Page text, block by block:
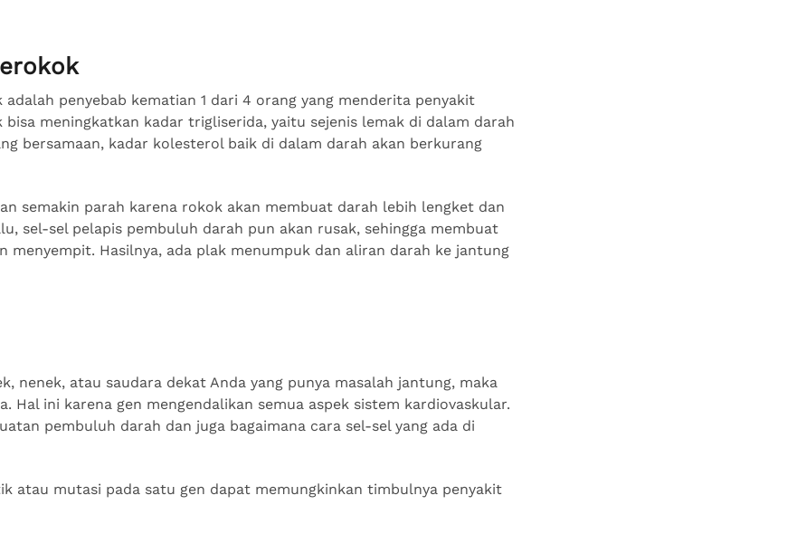
adalah penyebab kematian 1 dari 4 orang yang menderita penyakit
bisa meningkatkan kadar trigliserida, yaitu sejenis lemak di dalam darah
bersamaan, kadar kolesterol baik di dalam darah akan berkurang
semakin parah karena rokok akan membuat darah lebih lengket dan
sel-sel pelapis pembuluh darah pun akan rusak, sehingga membuat
menyempit. Hasilnya, ada plak menumpuk dan aliran darah ke jantung
nenek, atau saudara dekat Anda yang punya masalah jantung, maka
Hal ini karena gen mengendalikan semua aspek sistem kardiovaskular.
pembuluh darah dan juga bagaimana cara sel-sel yang ada di
atau mutasi pada satu gen dapat memungkinkan timbulnya penyakit